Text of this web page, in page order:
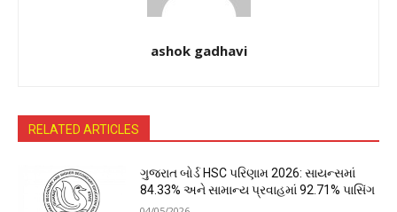
ashok gadhavi
RELATED ARTICLES
ગુજરાત બોર્ડ HSC પરિણામ 2026: સાયન્સમાં
84.33% અને સામાન્ય પ્રવાહમાં 92.71% પાસિંગ